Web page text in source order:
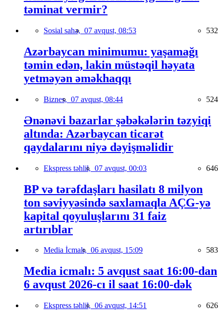
təminat vermir?
Sosial sahə, 07 avqust, 08:53 532
Azərbaycan minimumu: yaşamağı
təmin edən, lakin müstəqil həyata
yetməyən əməkhaqqı
Biznes, 07 avqust, 08:44 524
Ənənəvi bazarlar şəbəkələrin təzyiqi
altında: Azərbaycan ticarət
qaydalarını niyə dəyişməlidir
Ekspress təhlil, 07 avqust, 00:03 646
BP və tərəfdaşları hasilatı 8 milyon
ton səviyyəsində saxlamaqla AÇG-yə
kapital qoyuluşlarını 31 faiz
artırıblar
Media İcmalı, 06 avqust, 15:09 583
Media icmalı: 5 avqust saat 16:00-dan
6 avqust 2026-cı il saat 16:00-dək
Ekspress təhlil, 06 avqust, 14:51 626